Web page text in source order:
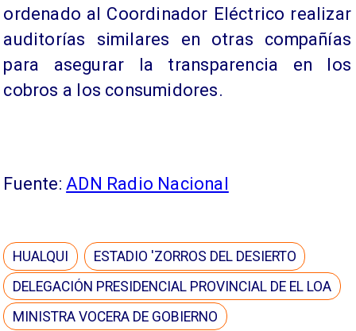
ordenado al Coordinador Eléctrico realizar
auditorías similares en otras compañías
para asegurar la transparencia en los
cobros a los consumidores.
Fuente:ADN Radio Nacional
HUALQUI
ESTADIO 'ZORROS DEL DESIERTO
DELEGACIÓN PRESIDENCIAL PROVINCIAL DE EL LOA
MINISTRA VOCERA DE GOBIERNO